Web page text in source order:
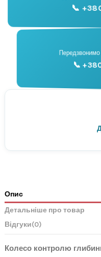
📞
Опис
Детальніше про товар
Відгуки(0)
Колесо контролю